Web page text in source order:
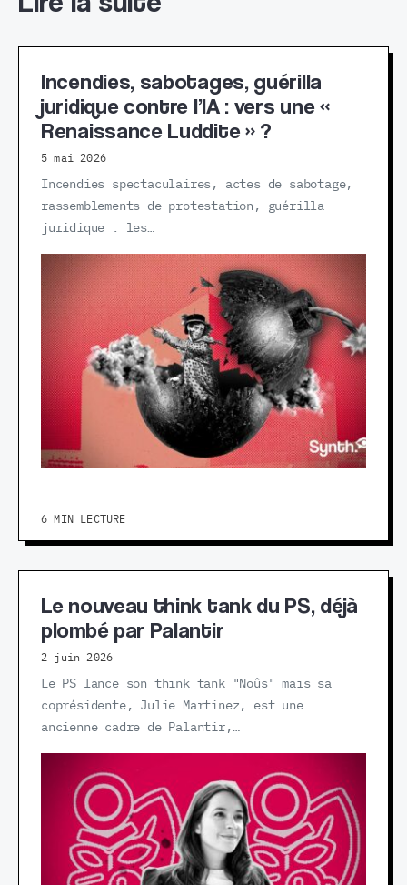
Incendies, sabotages, guérilla
juridique contre l’IA : vers une «
Renaissance Luddite » ?
5 mai 2026
Incendies spectaculaires, actes de sabotage,
rassemblements de protestation, guérilla
juridique : les…
6 MIN LECTURE
Le nouveau think tank du PS, déjà
plombé par Palantir
2 juin 2026
Le PS lance son think tank "Noûs" mais sa
coprésidente, Julie Martinez, est une
ancienne cadre de Palantir,…